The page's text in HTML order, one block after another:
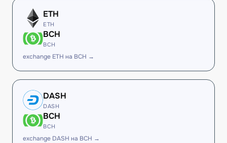
ETH
ETH
BCH
BCH
exchange ETH на BCH →
DASH
DASH
BCH
BCH
exchange DASH на BCH →